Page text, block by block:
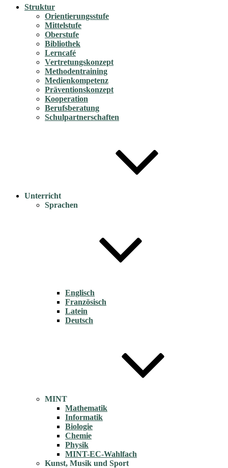
Struktur
Orientierungsstufe
Mittelstufe
Oberstufe
Bibliothek
Lerncafé
Vertretungskonzept
Methodentraining
Medienkompetenz
Präventionskonzept
Kooperation
Berufsberatung
Schulpartnerschaften
Unterricht
Sprachen
Englisch
Französisch
Latein
Deutsch
MINT
Mathematik
Informatik
Biologie
Chemie
Physik
MINT-EC-Wahlfach
Kunst, Musik und Sport